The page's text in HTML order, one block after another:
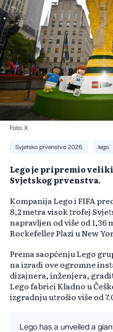
Foto: X
Svjetsko prvenstvo 2026. lego
Lego je pripremio
Svjetskog prvenstva.
Kompanija Lego i FIFA
8,2 metra visok trofej
napravljen od više od 1,36
Rockefeller Plazi u New
Prema saopćenju Lego
na izradi ove ogromne
dizajnera, inženjera,
Lego fabrici Kladno u
izgradnju utrošio više od
Lego has a unveiled a